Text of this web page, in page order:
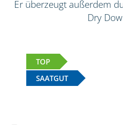
Er überzeugt außerdem
Dry
TOP
SAATGUT